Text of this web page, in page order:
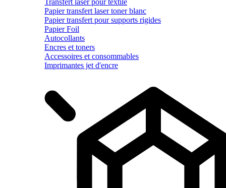
Papier transfert laser toner blanc
Papier transfert pour supports rigides
Papier Foil
Autocollants
Encres et toners
Accessoires et consommables
Imprimantes jet d'encre